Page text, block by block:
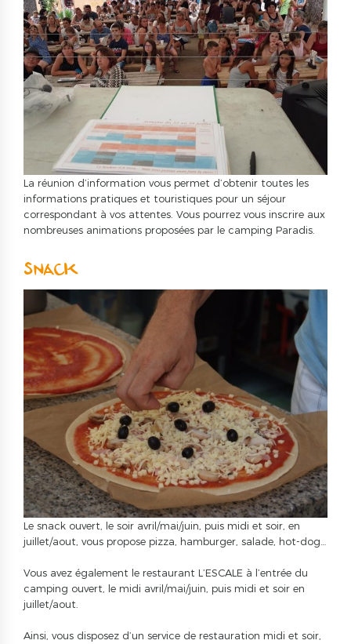
La réunion d’information vous permet d’obtenir toutes les
informations pratiques et touristiques pour un séjour
correspondant à vos attentes. Vous pourrez vous inscrire aux
nombreuses animations proposées par le camping Paradis.
SNACK
Le snack ouvert, le soir avril/mai/juin, puis midi et soir, en
juillet/aout, vous propose pizza, hamburger, salade, hot-dog…
Vous avez également le restaurant L’ESCALE à l’entrée du
camping ouvert, le midi avril/mai/juin, puis midi et soir en
juillet/aout.
Ainsi, vous disposez d’un service de restauration midi et soir,